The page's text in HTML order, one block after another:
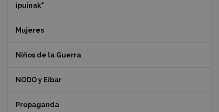
ipuinak"
Mujeres
Niños de la Guerra
NODO y Eibar
Propaganda